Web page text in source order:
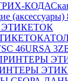
КОДА
(аксессуары)
46URSA 3